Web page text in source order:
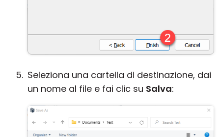
Seleziona una cartella di destinazione, dai
un nome al file e fai clic su Salva: